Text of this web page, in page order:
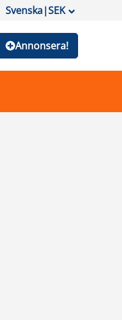
Svenska|SEK
Annonsera!